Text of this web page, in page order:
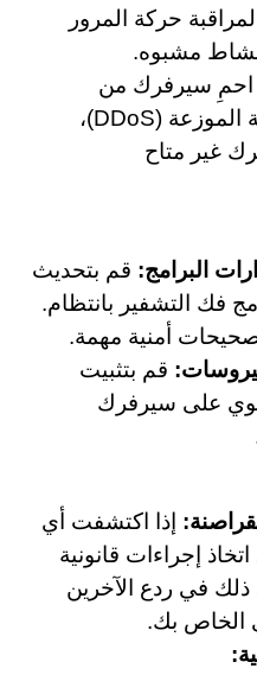
حركة المرور
مشبوه.
احمِ سيرفرك من
هجمات الحرمان من الخدمة الموزعة (DDoS)،
غير متاح
البرامج: قم بتحديث
فك التشفير بانتظام.
أمنية مهمة.
قم بتثبيت
على سيرفرك
إذا اكتشفت أي
إجراءات قانونية
في ردع الآخرين
الخاص بك.